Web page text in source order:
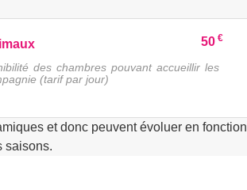
50 €
des chambres pouvant accueillir les
(tarif par jour)
et donc peuvent évoluer en fonction
saisons.